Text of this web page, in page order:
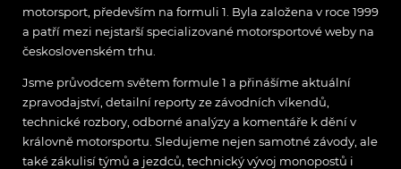
motorsport, především na formuli 1. Byla založena v roce 1999
a patří mezi nejstarší specializované motorsportové weby na
československém trhu.
Jsme průvodcem světem formule 1 a přinášíme aktuální
zpravodajství, detailní reporty ze závodních víkendů,
technické rozbory, odborné analýzy a komentáře k dění v
královně motorsportu. Sledujeme nejen samotné závody, ale
také zákulisí týmů a jezdců, technický vývoj monopostů i